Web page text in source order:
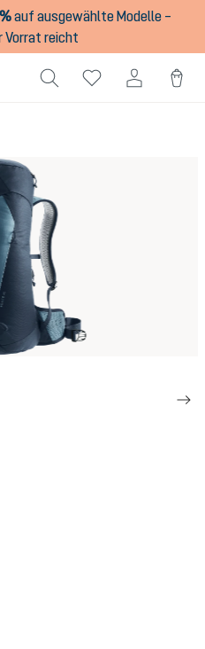
auf ausgewählte Modelle –
Vorrat reicht